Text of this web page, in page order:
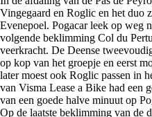
Vingegaard en Roglic en het duo
Evenepoel. Pogacar leek op weg
volgende beklimming Col du
veerkracht. De Deense
op kop van het groepje en eerst
later moest ook Roglic passen in
van Visma Lease a Bike had een
van een goede halve minuut op
Op de laatste beklimming van de